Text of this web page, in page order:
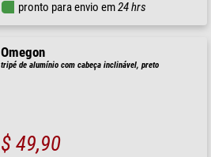
pronto para envio em24 hrs
Omegon
tripé de alumínio com cabeça inclinável, preto
$ 49,90